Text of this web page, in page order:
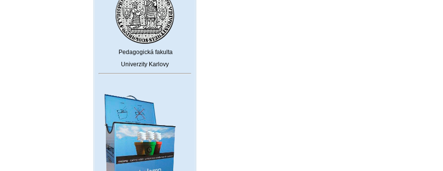
Pedagogická fakulta
Univerzity Karlovy